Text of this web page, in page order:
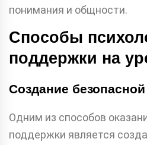
понимания и общности.
Способы
поддержки на
Создание
Одним из способов
поддержки является